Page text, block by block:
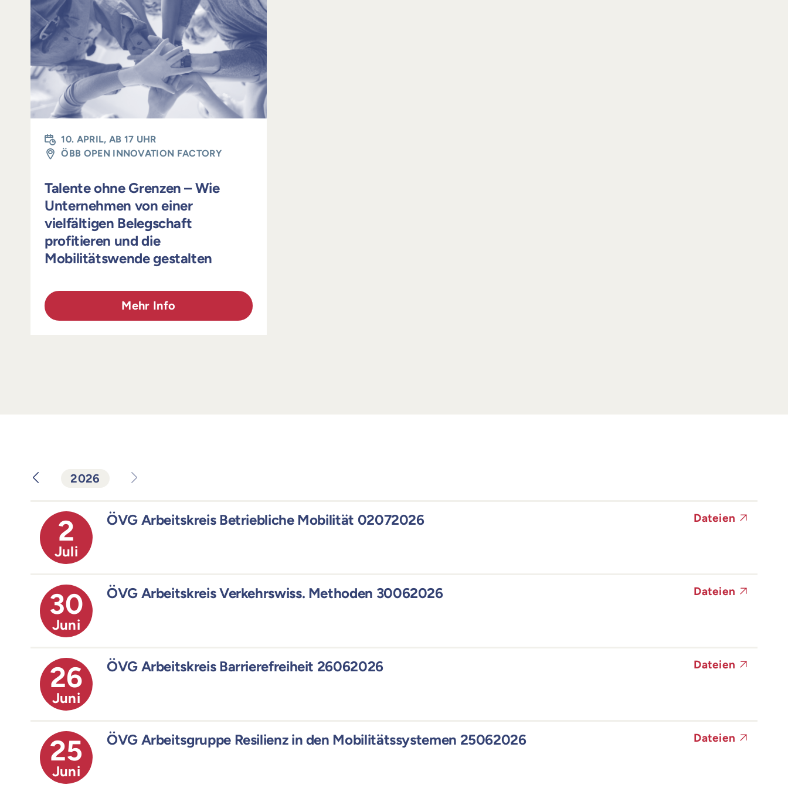
10. APRIL, AB 17 UHR
ÖBB OPEN INNOVATION FACTORY
Talente ohne Grenzen – Wie
Unternehmen von einer
vielfältigen Belegschaft
profitieren und die
Mobilitätswende gestalten
Mehr Info
2026
2
Juli
ÖVG Arbeitskreis Betriebliche Mobilität 02072026 Dateien
30
Juni
ÖVG Arbeitskreis Verkehrswiss. Methoden 30062026 Dateien
26
Juni
ÖVG Arbeitskreis Barrierefreiheit 26062026 Dateien
25
Juni
ÖVG Arbeitsgruppe Resilienz in den Mobilitätssystemen 25062026 Dateien